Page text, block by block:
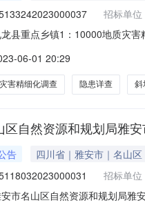
招标单位
县重点乡镇1：10000地质灾
京时间）前提交响应文件。一
06-01 20:29
灾害精细化调查 隐患详查 斜
区自然资源和规划局雅
告 四川省｜雅安市｜名山区
招标单位
市名山区自然资源和规划局雅